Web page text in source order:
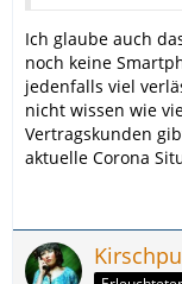
Ich glaube auch
noch keine
jedenfalls viel
nicht wissen wie
Vertragskunden
aktuelle Corona